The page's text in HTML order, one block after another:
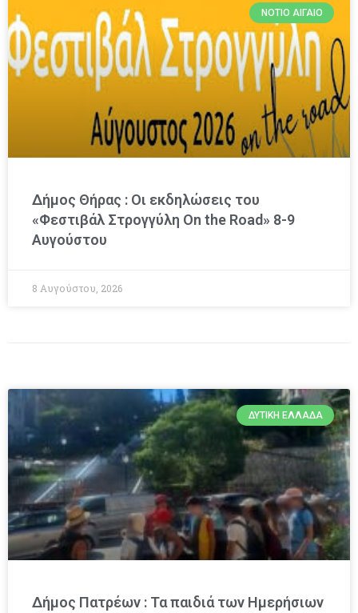
ΝΌΤΙΟ ΑΙΓΑΊΟ
Δήμος Θήρας : Οι εκδηλώσεις του
«Φεστιβάλ Στρογγύλη On the Road» 8-9
Αυγούστου
8 Αυγούστου, 2026
ΔΥΤΙΚΉ ΕΛΛΆΔΑ
Δήμος Πατρέων : Τα παιδιά των Ημερήσιων